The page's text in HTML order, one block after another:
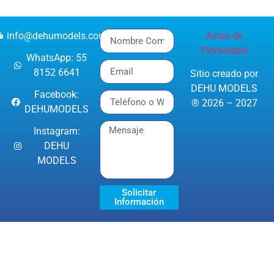
info@dehumodels.com
WhatsApp: 55
8152 6641
Facebook:
DEHUMODELS
Instagram:
DEHU
MODELS
Solicitar
Información
Aviso de
Privacidad
Sitio creado por
DEHU MODELS
® 2026 – 2027